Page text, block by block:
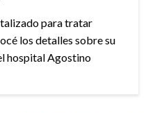
para tratar
los detalles sobre su
hospital Agostino